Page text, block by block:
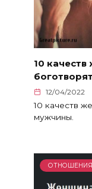
10
12/04/2022
10 качеств
мужчины.
ОТНОШЕНИЯ